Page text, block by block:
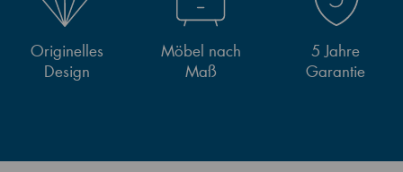
Originelles
Design
Möbel nach
Maß
5 Jahre
Garantie